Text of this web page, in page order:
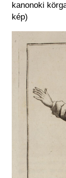
kanonoki
kép)
Kép